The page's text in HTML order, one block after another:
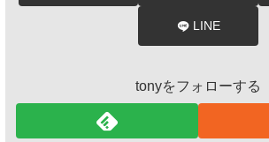
LINE
tonyをフォローする